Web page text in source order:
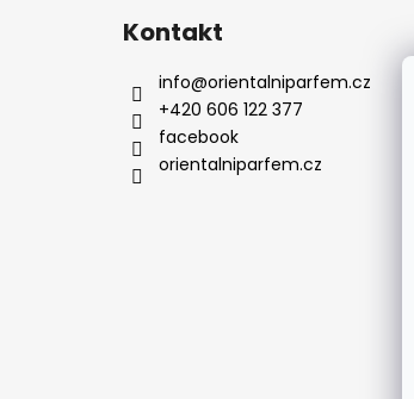
Kontakt
info@orientalniparfem.cz
+420 606 122 377
facebook
orientalniparfem.cz